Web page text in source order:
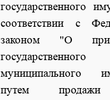
государственного
соответствии с
законом "О
муниципального
путем